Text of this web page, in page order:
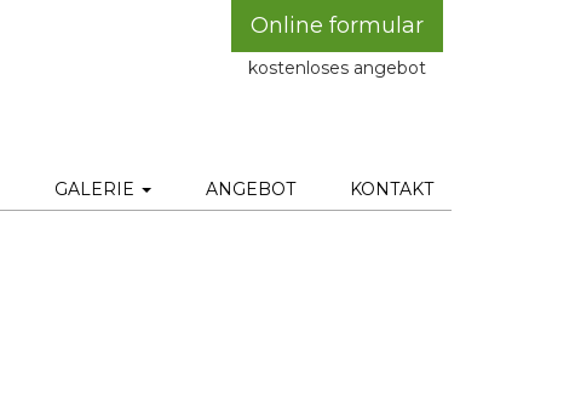
Online formular
kostenloses angebot
GALERIE ANGEBOT KONTAKT